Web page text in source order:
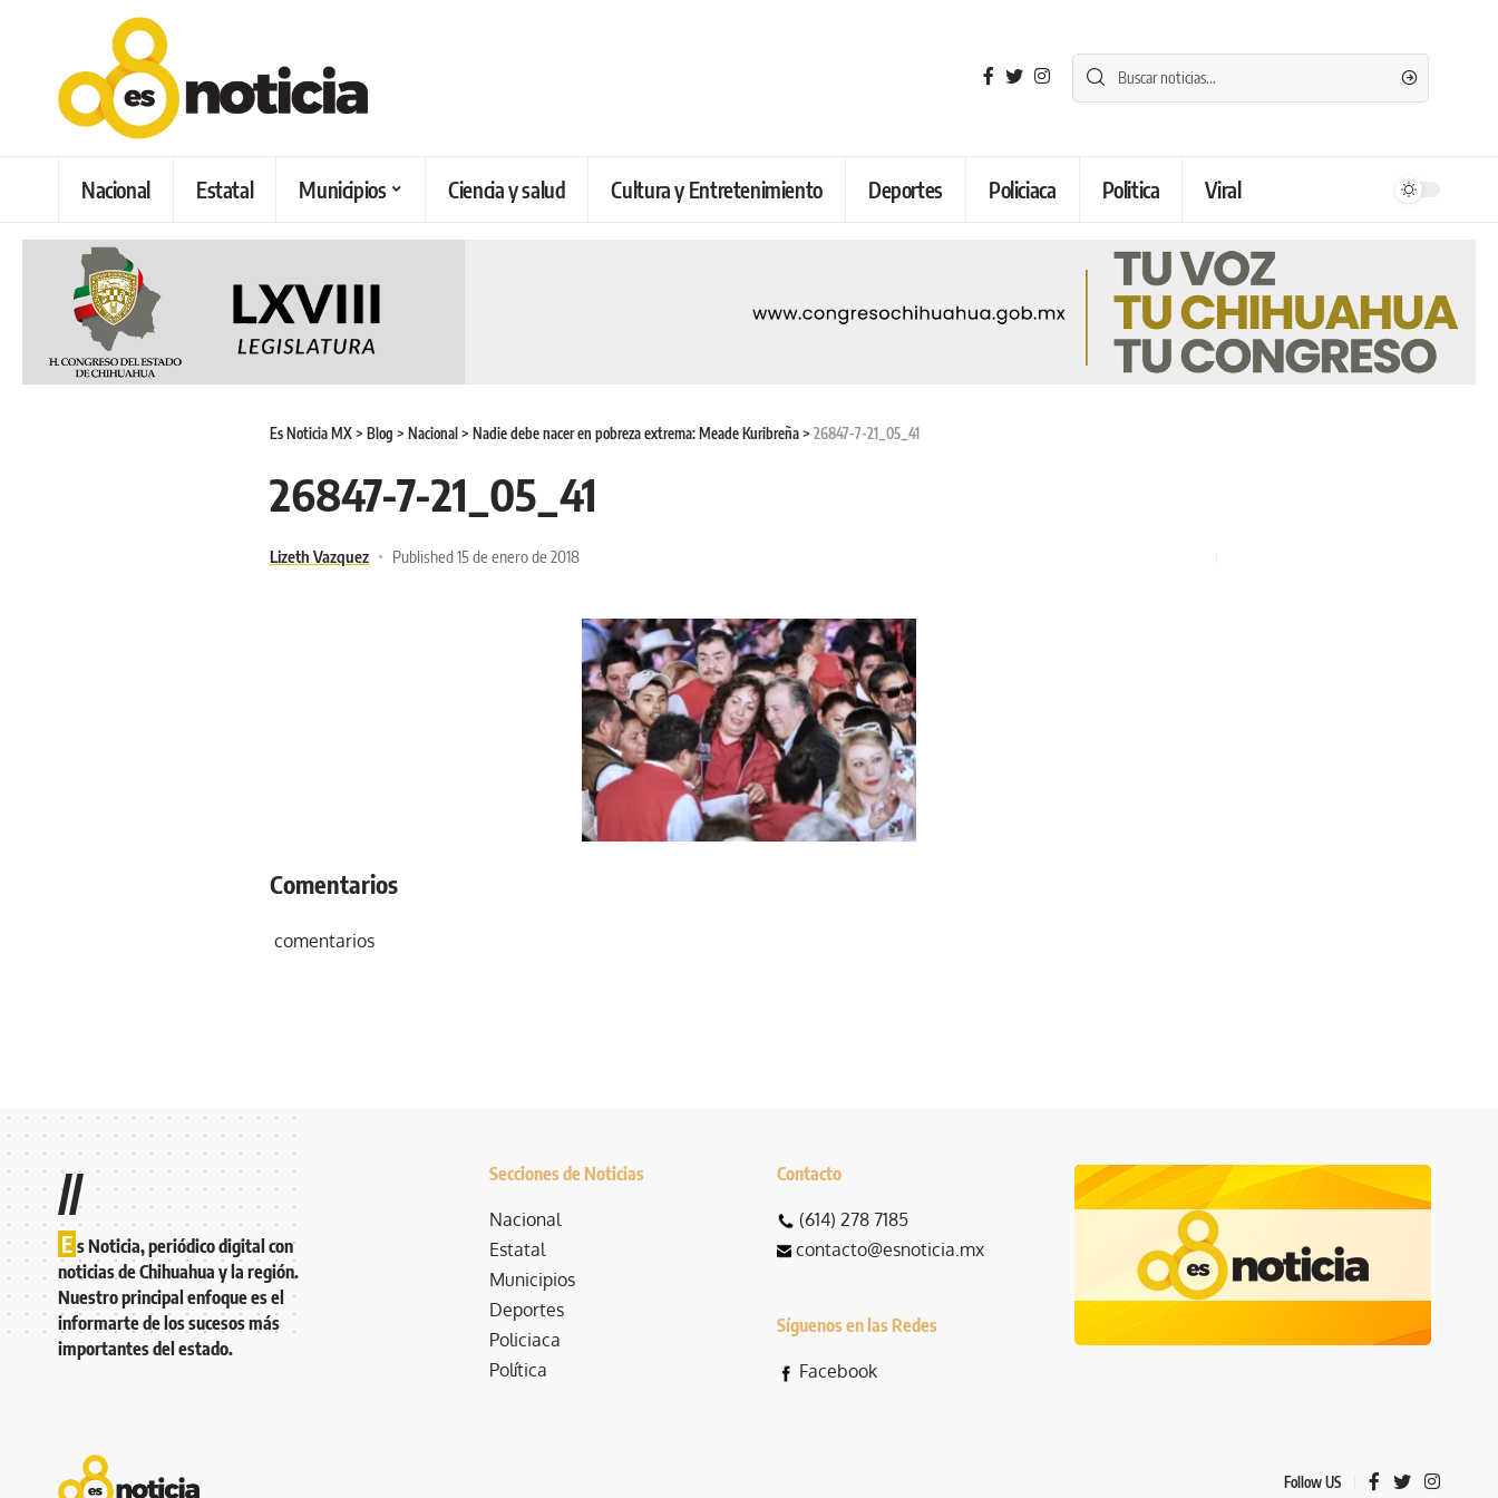
Nacional Estatal Municipios Ciencia y salud Cultura y Entretenimiento Deportes Policiaca Politica Viral
Es Noticia MX> Blog > Nacional > Nadie debe nacer en pobreza extrema: Meade Kuribreña> 26847-7-21_05_41
26847-7-21_05_41
Lizeth Vazquez Published 15 de enero de 2018
Comentarios
comentarios
//
E s Noticia, periódico digital con
noticias de Chihuahua y la región.
Nuestro principal enfoque es el
informarte de los sucesos más
importantes del estado.
Secciones de Noticias
Nacional
Estatal
Municipios
Deportes
Policiaca
Política
Contacto
(614) 278 7185
contacto@esnoticia.mx
Síguenos en las Redes
Facebook
Follow US